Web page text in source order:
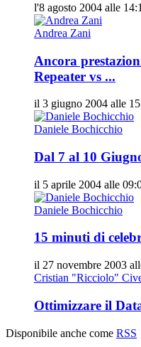
l'8 agosto 2004 alle
Andrea Zani
Ancora
Repeater vs ...
il 3 giugno 2004 alle
Daniele Bochicchio
Dal 7 al 10
il 5 aprile 2004 alle
Daniele Bochicchio
15 minuti di
il 27 novembre 2003
Cristian "Ricciolo"
Ottimizzare il
Disponibile anche come RSS